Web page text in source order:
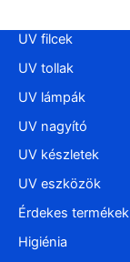
UV filcek
UV tollak
UV lámpák
UV nagyító
UV készletek
UV eszközök
Érdekes termékek
Higiénia